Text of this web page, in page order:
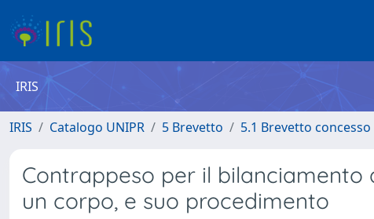
IRIS
IRIS Catalogo UNIPR 5 Brevetto 5.1 Brevetto concesso
Contrappeso per il
un corpo, e suo procedimento